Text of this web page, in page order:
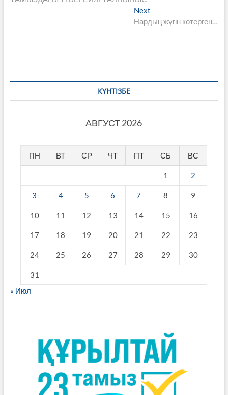
по
Next
post:
Нардың жүгін көтерген…
КҮНТІЗБЕ
АВГУСТ 2026
ПН ВТ СР ЧТ ПТ СБ ВС
1 2
3 4 5 6 7 8 9
10 11 12 13 14 15 16
17 18 19 20 21 22 23
24 25 26 27 28 29 30
31
« Июл